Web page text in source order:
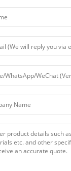
ADSS ਫਾਈਬਰ
ਮੈਂਸ਼ਨ, ਨੰਬਰ 30,
ਚਾਂਗਸ਼ਾ ਸਿਟੀ,